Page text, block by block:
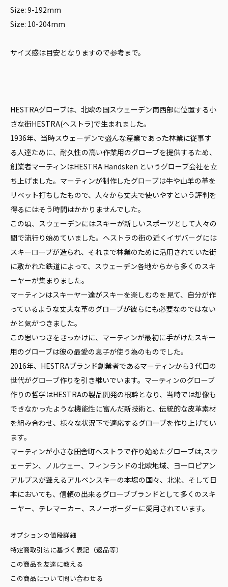
Size: 9-192mm
Size: 10-204mm
サイズ感は目安となりますので参考まで。
HESTRAグローブは、北欧の国スウェーデン南西部に位置する小
さな街HESTRA(ヘストラ)で生まれました。
1936年、当時スウェーデンで盛んな産業であった林業に従事す
る人達ために、耐久性の高い作業用のグローブを提供するため、
創業者マーティンはHESTRA Handsken というグローブ会社を立
ち上げました。マーティンが制作したグローブは牛や山羊の革を
リベット打ちしたもので、人々から丈夫で使いやすという評判を
得るにはそう時間はかかりませんでした。
この頃、スウェーデンにはスキーが新しいスポーツとして人々の
間で流行り始めていました。ヘストラの街の近くイザバーグには
スキーロープが造られ、それまで林業のために活用されていた街
に敷かれた鉄道によって、スウェーデン各地からから多くのスキ
ーヤーが集まりました。
マーティンはスキーヤー達がスキーを楽しむのを見て、自分が作
っているような丈夫な革のグローブが彼らにも必要なのではない
かと気がつきました。
この思いつきをきっかけに、マーティンが最初に手がけたスキー
用のグローブは彼の最愛の息子が使う為のものでした。
2016年、HESTRAブランド創業者であるマーティンから3 代目の
世代がグローブ作りを引き継いでいます。マーティンのグローブ
作りの哲学はHESTRAの製品開発の根幹となり、当時では想像も
できなかったような機能性に富んだ新技術と、伝統的な皮革素材
を組み合わせ、様々な状況下で適応するグローブを作り上げてい
ます。
マーティンが小さな田舎町ヘストラで作り始めたグローブは,スウ
ェーデン、ノルウェー、フィンランドの北欧地域、ヨーロピアン
アルプスが聳えるアルペンスキーの本場の国々、北米、そして日
本においても、信頼の出来るグローブブランドとして多くのスキ
ーヤー、テレマーカー、スノーボーダーに愛用されています。
オプションの値段詳細
特定商取引法に基づく表記（返品等）
この商品を友達に教える
この商品について問い合わせる